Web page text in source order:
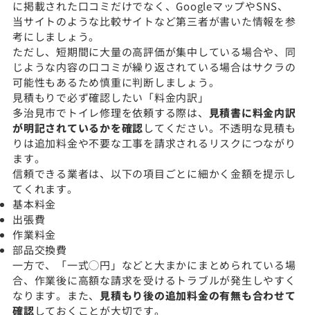
に掲載された口コミだけでなく、GoogleマップやSNS、
当サイトのような比較サイトなど第三者が書いた情報を参
考にしましょう。
ただし、短期間に大量の高評価が集中している場合や、同
じような内容の口コミが繰り返されている場合はサクラの
可能性もあるため慎重に判断しましょう。
見積もりで必ず確認したい「料金内訳」
多治見市でトイレ修理を依頼する際は、
見積書に料金内訳
が明記されているかを確認してください。不透明な見積も
りは追加料金や不要な工事を請求されるリスクにつながり
ます。
信頼できる業者は、以下の項目ごとに細かく金額を提示し
てくれます。
基本料金
出張費
作業料金
部品交換費
一方で、「一式◯円」などと大まかにまとめられている場
合、作業後に高額な請求を受けるトラブルが発生しやすく
なります。また、 見積もり後の追加料金の有無も合わせて
確認しておくことが大切です。